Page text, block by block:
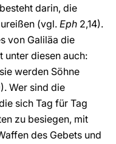
darin, die
(vgl. Eph 2,14).
von Galiläa die
unter diesen auch:
werden Söhne
Wer sind die
sich Tag für Tag
zu besiegen, mit
des Gebets und